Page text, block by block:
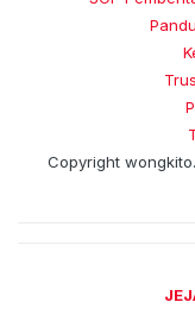
Copyright